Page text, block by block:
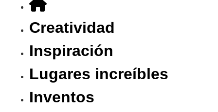
Creatividad
Inspiración
Lugares increíbles
Inventos